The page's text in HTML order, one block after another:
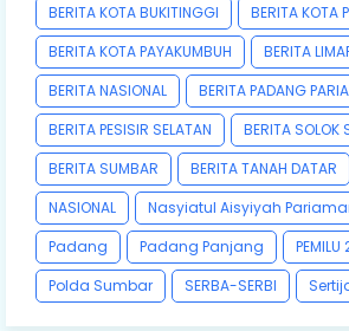
BERITA KOTA BUKITINGGI
BERITA KOTA
BERITA KOTA PAYAKUMBUH
BERITA
BERITA NASIONAL
BERITA PADANG
BERITA PESISIR SELATAN
BERITA SOLOK
BERITA SUMBAR
BERITA TANAH DATAR
NASIONAL
Nasyiatul Aisyiyah
Padang
Padang Panjang
Polda Sumbar
SERBA-SERBI